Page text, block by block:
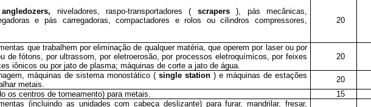
angledozers, niveladores, raspo-transportadores ( scrapers), pás mecânicas,
e pás carregadoras, compactadores e rolos ou cilindros compressores,
20
que trabalhem por eliminação de qualquer matéria, que operem por laser ou por
de fótons, por ultrassom, por eletroerosão, por processos eletroquímicos, por feixes
iônicos ou por jato de plasma; máquinas de corte a jato de água.
20
máquinas de sistema monostático (single station) e máquinas de estações
metais.
20
os centros de torneamento) para metais. 15
(incluindo as unidades com cabeça deslizante) para furar, mandrilar, fresar,